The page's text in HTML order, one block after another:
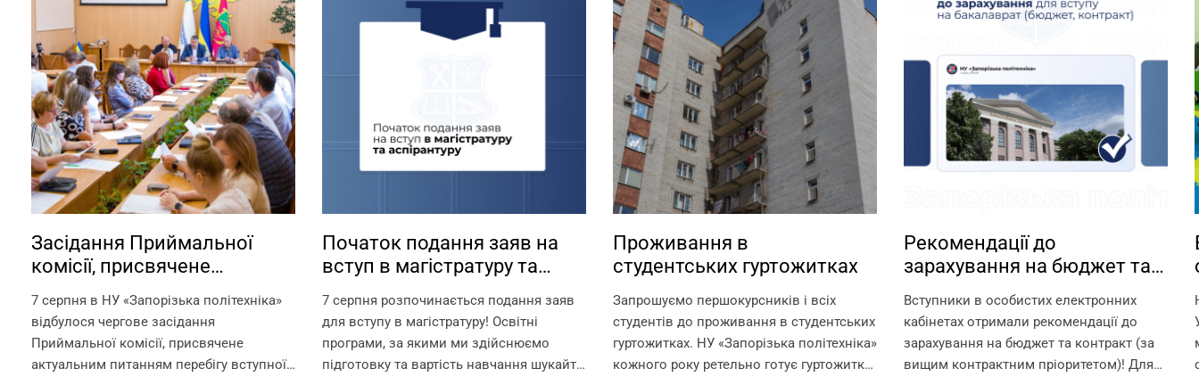
Засідання Приймальної
комісії, присвячене
актуальним питанням
перебігу вступної кампанії
2026 року
7 серпня в НУ «Запорізька політехніка»
відбулося чергове засідання
Приймальної комісії, присвячене
актуальним питанням перебігу вступної
Початок подання заяв на
вступ в магістратуру та
аспірантуру
7 серпня розпочинається подання заяв
для вступу в магістратуру! Освітні
програми, за якими ми здійснюємо
підготовку та вартість навчання шукайте
Проживання в
студентських гуртожитках
Запрошуємо першокурсників і всіх
студентів до проживання в студентських
гуртожитках. НУ «Запорізька політехніка»
кожного року ретельно готує гуртожитки
Рекомендації до
зарахування на бюджет та
контракт
Вступники в особистих електронних
кабінетах отримали рекомендації до
зарахування на бюджет та контракт (за
вищим контрактним пріоритетом)! Для